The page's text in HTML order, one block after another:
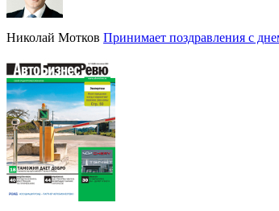
Николай Мотков Принимает поздравления с